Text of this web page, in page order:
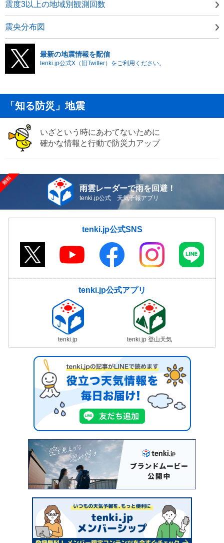
震度3以上の地域別観測回数
震央分布図
最新の地震情報を配信
tenki.jp公式X（旧Twitter）をご利用ください。
「知る防災」地震
いざという時にあわてないために
確かな情報と行動で防災力アップ
雨雲レーダーで雨を回避！
tenki.jp公式 天気予報アプリ
tenki.jp公式SNS
tenki.jp公式アプリ
tenki.jp tenki.jp 登山天気